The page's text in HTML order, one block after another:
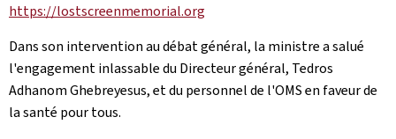
https://lostscreenmemorial.org
Dans son intervention au débat général, la ministre a salué
l'engagement inlassable du Directeur général, Tedros
Adhanom Ghebreyesus, et du personnel de l'OMS en faveur de
la santé pour tous.